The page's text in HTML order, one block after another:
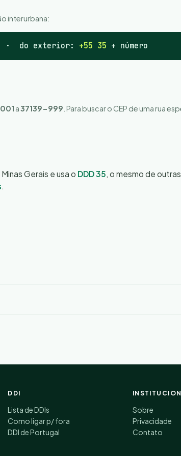
interurbana:
· do exterior: +55 35 + número
a37139-999 . Para buscar o CEP de uma rua
Gerais e usa o DDD 35, o mesmo de
.
DDI
Lista de DDIs
Como ligar p/ fora
DDI de Portugal
Sobre
Privacidade
Contato